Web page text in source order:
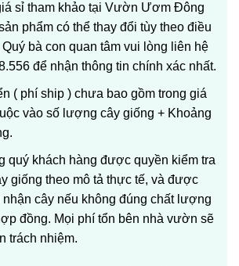
sỉ tham khảo tại Vườn Ươm Đông
phẩm có thể thay đổi tùy theo điều
bà con quan tâm vui lòng liên hệ
để nhận thông tin chính xác nhất.
( phí ship ) chưa bao gồm trong giá
vào số lượng cây giống + Khoảng
quý khách hàng được quyền kiểm tra
giống theo mô tả thực tế, và được
cây nếu không đúng chất lượng
đồng. Mọi phí tổn bên nhà vườn sẽ
trách nhiệm.